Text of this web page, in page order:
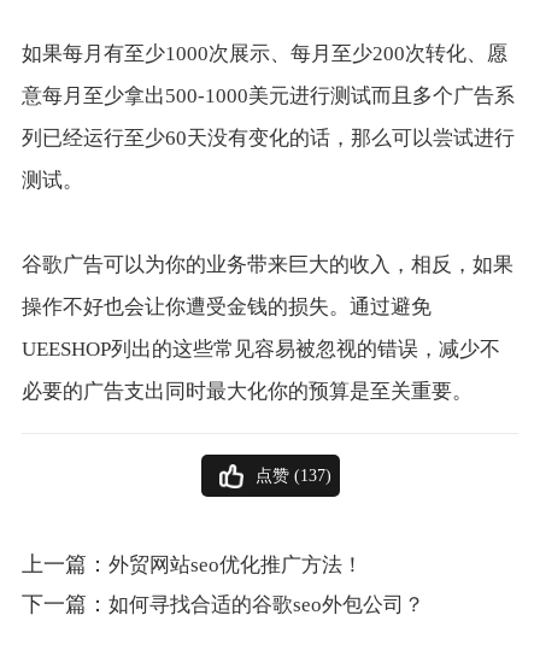
如果每月有至少1000次展示、每月至少200次转化、愿
意每月至少拿出500-1000美元进行测试而且多个广告系
列已经运行至少60天没有变化的话，那么可以尝试进行
测试。
谷歌广告可以为你的业务带来巨大的收入，相反，如果
操作不好也会让你遭受金钱的损失。通过避免
UEESHOP列出的这些常见容易被忽视的错误，减少不
必要的广告支出同时最大化你的预算是至关重要。
点赞 (137)
上一篇： 外贸网站seo优化推广方法！
下一篇： 如何寻找合适的谷歌seo外包公司？